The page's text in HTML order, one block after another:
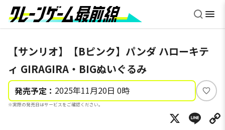
【サンリオ】【Bピンク】パンダ ハローキテ
ィ GIRAGIRA・BIGぬいぐるみ
発売予定： 2025年11月20日 0時
※実際の発売日はサービスをご確認ください。
い
ね
X